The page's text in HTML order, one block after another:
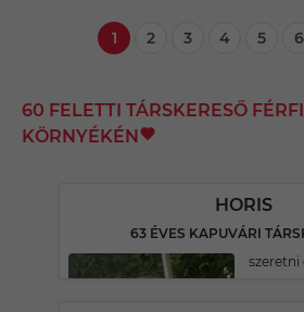
1 2 3 4 5 6
60 FELETTI TÁRSKERESŐ
KÖRNYÉKÉN
HORIS
63 ÉVES KAPUVÁRI
szeretni